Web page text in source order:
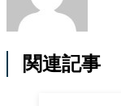
関連記事